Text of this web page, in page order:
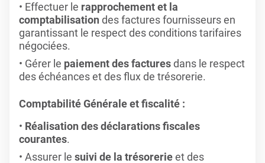
Effectuer le rapprochement et la
comptabilisation des factures fournisseurs en
garantissant le respect des conditions tarifaires
négociées.
Gérer le paiement des facturesdans le respect
des échéances et des flux de trésorerie.
Comptabilité Générale et fiscalité :
Réalisation des déclarations fiscales
courantes.
Assurer le suivi de la trésorerieet des